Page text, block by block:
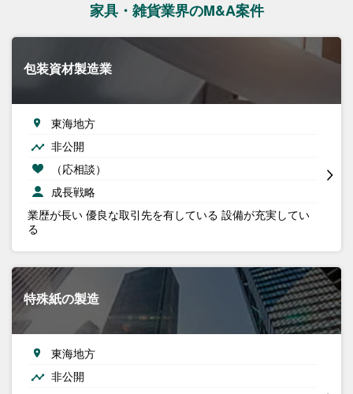
家具・雑貨業界のM&A案件
包装資材製造業
東海地方
非公開
（応相談）
成長戦略
業歴が長い 優良な取引先を有している 設備が充実してい
る
特殊紙の製造
東海地方
非公開